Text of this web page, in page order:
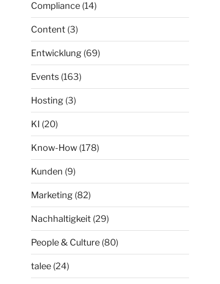
Compliance (14)
Content (3)
Entwicklung (69)
Events (163)
Hosting (3)
KI (20)
Know-How (178)
Kunden (9)
Marketing (82)
Nachhaltigkeit (29)
People & Culture (80)
talee (24)